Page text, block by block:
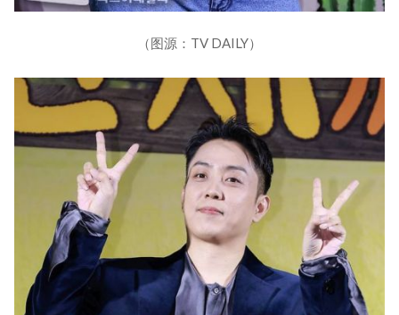
（图源：TV DAILY）